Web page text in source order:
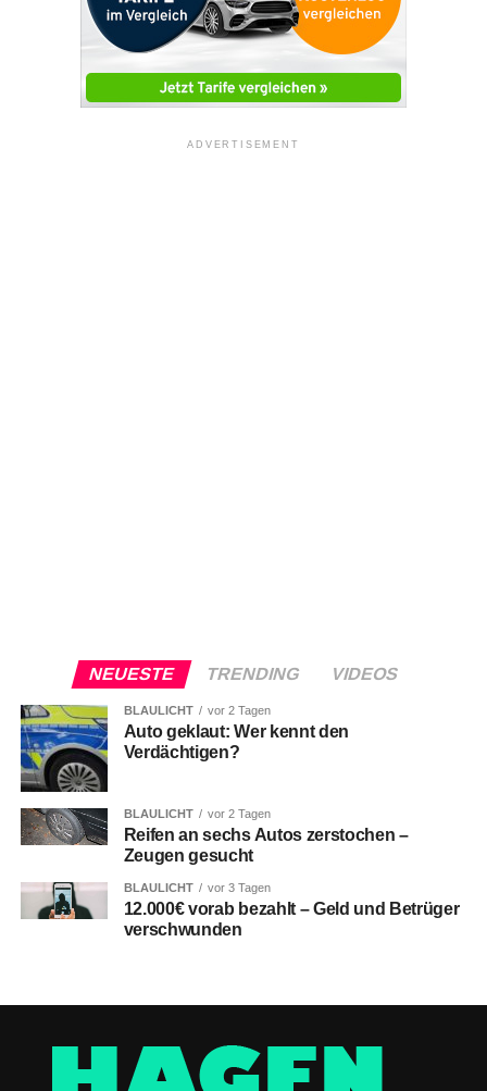
ADVERTISEMENT
NEUESTE TRENDING VIDEOS
BLAULICHT vor 2 Tagen
Auto geklaut: Wer kennt den
Verdächtigen?
BLAULICHT vor 2 Tagen
Reifen an sechs Autos zerstochen –
Zeugen gesucht
BLAULICHT vor 3 Tagen
12.000€ vorab bezahlt – Geld und Betrüger
verschwunden